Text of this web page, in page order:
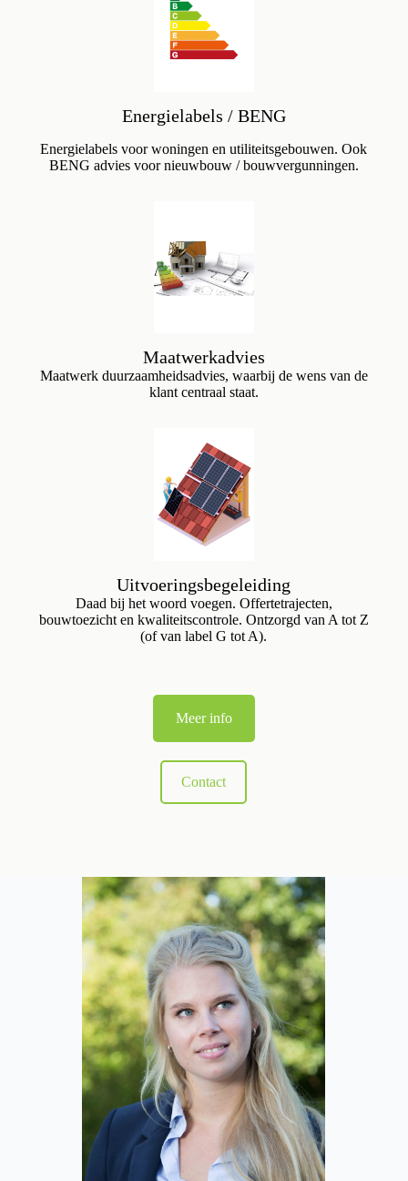
Energielabels / BENG
Energielabels voor woningen en utiliteitsgebouwen. Ook
BENG advies voor nieuwbouw / bouwvergunningen.
Maatwerkadvies
Maatwerk duurzaamheidsadvies, waarbij de wens van de
klant centraal staat.
Uitvoeringsbegeleiding
Daad bij het woord voegen. Offertetrajecten,
bouwtoezicht en kwaliteitscontrole. Ontzorgd van A tot Z
(of van label G tot A).
Meer info
Contact